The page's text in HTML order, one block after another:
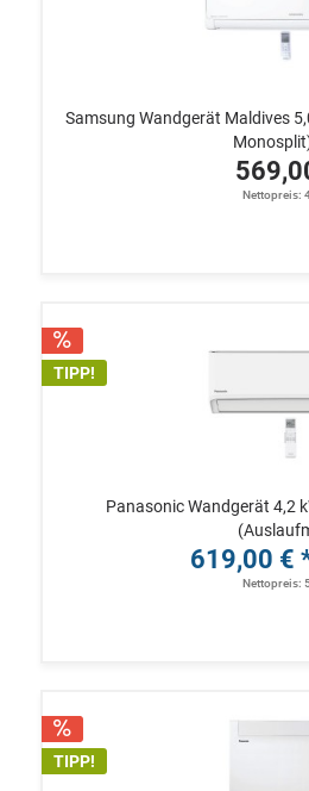
Samsung Wandgerät Maldives
Nettopreis:
TIPP!
Panasonic Wandgerät 4,2
619,00 €
Nettopreis:
TIPP!